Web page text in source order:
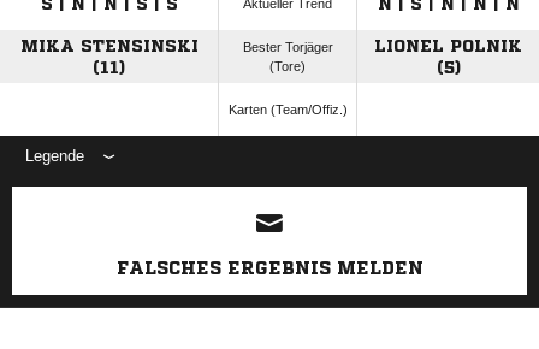
S | N | N | S | S Aktueller Trend N | S | N | N | N
MIKA STENSINSKI
(11)
Bester Torjäger
(Tore)
LIONEL POLNIK
(5)
Karten (Team/Offiz.)
Legende
ANZEIGE
FALSCHES ERGEBNIS MELDEN